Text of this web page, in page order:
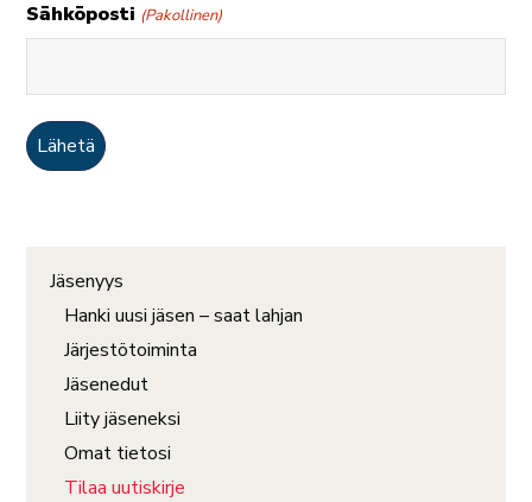
Sähköposti (Pakollinen)
Jäsenyys
Hanki uusi jäsen – saat lahjan
Järjestötoiminta
Jäsenedut
Liity jäseneksi
Omat tietosi
Tilaa uutiskirje